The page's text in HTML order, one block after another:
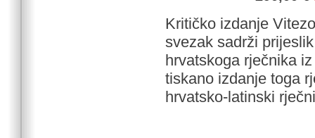
Kritičko izdanje
svezak sadrži
hrvatskoga rječnika
tiskano izdanje toga
hrvatsko-latinski